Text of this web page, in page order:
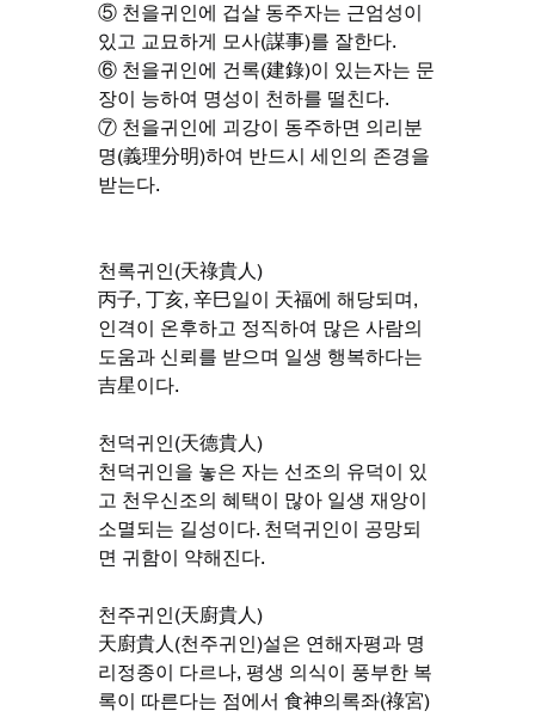
⑤ 천을귀인에 겁살 동주자는 근엄성이
있고 교묘하게 모사(謀事)를 잘한다.
⑥ 천을귀인에 건록(建錄)이 있는자는 문
장이 능하여 명성이 천하를 떨친다.
⑦ 천을귀인에 괴강이 동주하면 의리분
명(義理分明)하여 반드시 세인의 존경을
받는다.
천록귀인(天祿貴人)
丙子, 丁亥, 辛巳일이 天福에 해당되며,
인격이 온후하고 정직하여 많은 사람의
도움과 신뢰를 받으며 일생 행복하다는
吉星이다.
천덕귀인(天德貴人)
천덕귀인을 놓은 자는 선조의 유덕이 있
고 천우신조의 혜택이 많아 일생 재앙이
소멸되는 길성이다. 천덕귀인이 공망되
면 귀함이 약해진다.
천주귀인(天廚貴人)
天廚貴人(천주귀인)설은 연해자평과 명
리정종이 다르나, 평생 의식이 풍부한 복
록이 따른다는 점에서 食神의록좌(祿宮)